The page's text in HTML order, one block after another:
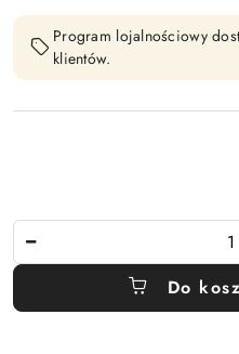
Program lojalnościowy
klientów.
Do